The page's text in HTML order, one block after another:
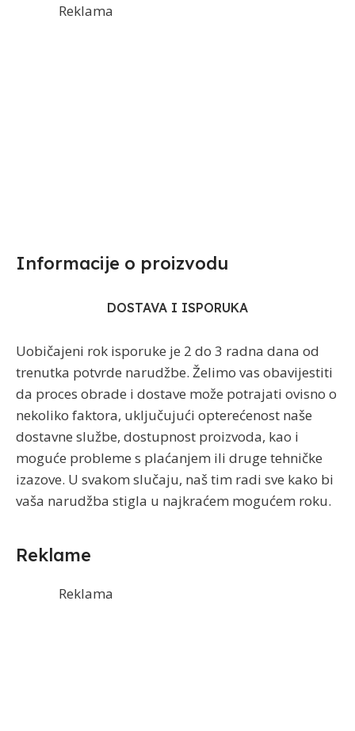
Reklama
Informacije o proizvodu​
DOSTAVA I ISPORUKA
Uobičajeni rok isporuke je 2 do 3 radna dana od
trenutka potvrde narudžbe. Želimo vas obavijestiti
da proces obrade i dostave može potrajati ovisno o
nekoliko faktora, uključujući opterećenost naše
dostavne službe, dostupnost proizvoda, kao i
moguće probleme s plaćanjem ili druge tehničke
izazove. U svakom slučaju, naš tim radi sve kako bi
vaša narudžba stigla u najkraćem mogućem roku.
Reklame
Reklama